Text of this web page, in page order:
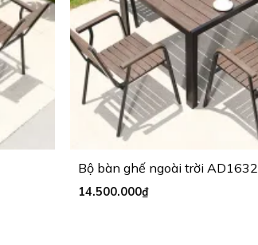
Bộ bàn ghế ngoài trời AD1632
14.500.000₫